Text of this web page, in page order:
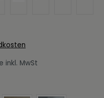
inkl. MwSt